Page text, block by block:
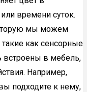
времени суток.
мы можем
как сенсорные
встроены в мебель,
Например,
подходите к нему,